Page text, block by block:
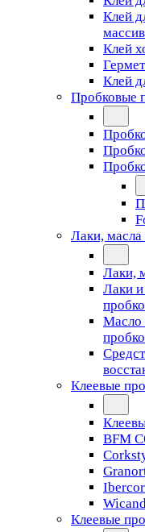
Клей
Клей
Клей
Пробковые
Лаки, масла
Лаки,
Лаки и
Масло
Клеевые
BFM
Клеевые